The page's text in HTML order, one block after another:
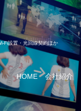
Fi設置・光回線契約ほか
HOME 会社紹介